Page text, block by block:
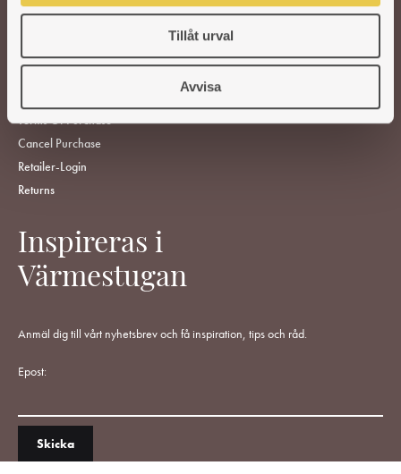
Tillåt urval
Avvisa
FIND RETAILERS
CUSTOMER SERVICE
Terms Of Purchase
Cancel Purchase
Retailer-Login
Returns
Inspireras i
Värmestugan
Anmäl dig till vårt nyhetsbrev och få inspiration, tips och råd.
Epost: